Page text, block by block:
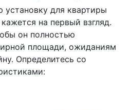
установку для квартиры
на первый взгляд.
он полностью
площади, ожиданиям
Определитесь со